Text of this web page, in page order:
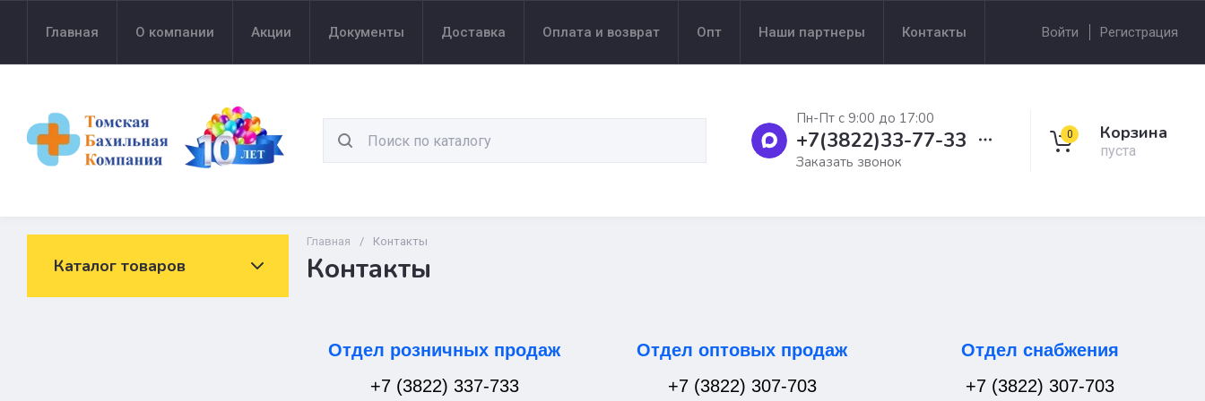
Главная О компании Акции Документы Доставка Оплата и возврат Опт Наши партнеры Контакты Войти Регистрация
Пн-Пт с 9:00 до 17:00
+7(3822)33-77-33
Заказать звонок
0 Корзина
пуста
Каталог товаров
Главная / Контакты
Контакты
Отдел розничных продаж
+7 (3822) 337-733
Отдел оптовых продаж
+7 (3822) 307-703
Отдел снабжения
+7 (3822) 307-703